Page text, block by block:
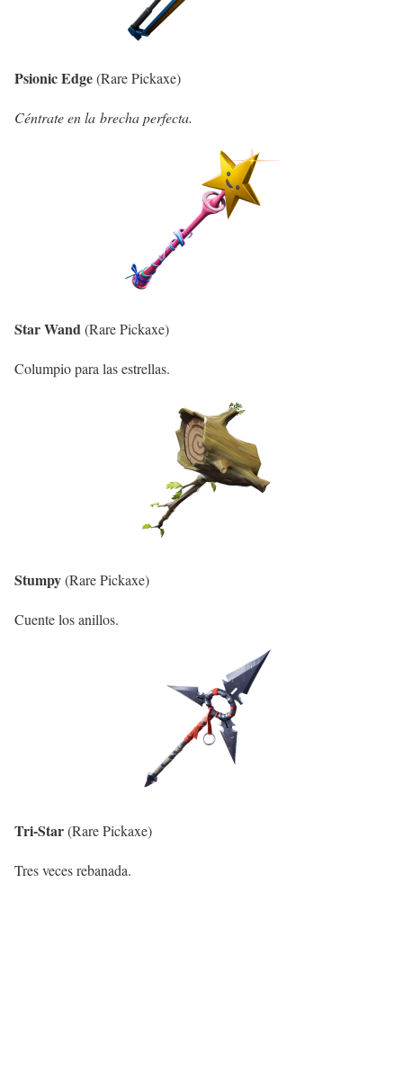
Psionic Edge(Rare Pickaxe)
Céntrate en la brecha perfecta.
Star Wand(Rare Pickaxe)
Columpio para las estrellas.
Stumpy(Rare Pickaxe)
Cuente los anillos.
Tri-Star(Rare Pickaxe)
Tres veces rebanada.